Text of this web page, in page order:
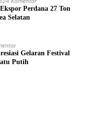
Perdana 27 Ton
Selatan
Gelaran Festival
Putih